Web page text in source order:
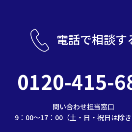
電話で相談す
0120-415-
問い合わせ担当窓口
9：00～17：00（土・日・祝日は除